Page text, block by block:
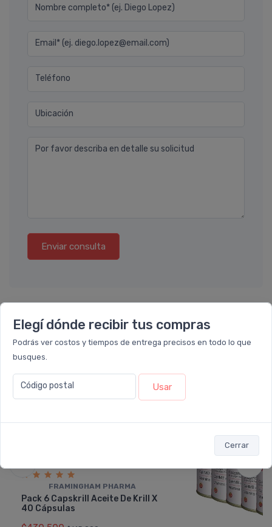
Elegí dónde recibir tus compras
Podrás ver costos y tiempos de entrega precisos en todo lo que
busques.
Código postal Usar
Cerrar
Nombre completo* (ej. Diego Lopez)
Email* (ej. diego.lopez@email.com)
Teléfono
Ubicación
Por favor describa en detalle su solicitud
Enviar consulta
También te recomendamos...
30%
FRAMINGHAM PHARMA
Pack 6 Capskrill Aceite De Krill X
40 Cápsulas